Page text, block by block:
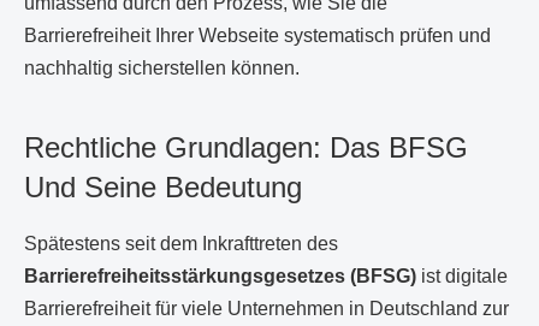
Barrierefreiheit Ihrer Webseite systematisch prüfen und
nachhaltig sicherstellen können.
Rechtliche Grundlagen: Das BFSG
Und Seine Bedeutung
Spätestens seit dem Inkrafttreten des
Barrierefreiheitsstärkungsgesetzes (BFSG) ist digitale
Barrierefreiheit für viele Unternehmen in Deutschland zur